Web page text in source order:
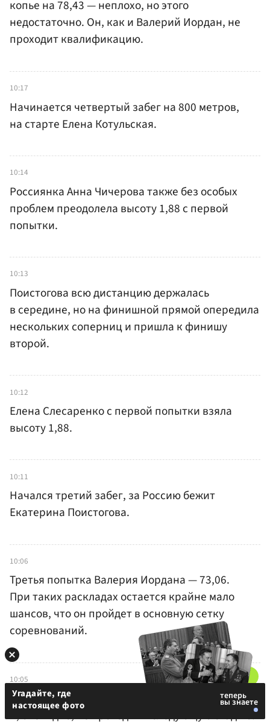
копье на 78,43 — неплохо, но этого
недостаточно. Он, как и Валерий Иордан, не
проходит квалификацию.
10:17
Начинается четвертый забег на 800 метров,
на старте Елена Котульская.
10:14
Россиянка Анна Чичерова также без особых
проблем преодолела высоту 1,88 с первой
попытки.
10:13
Поистогова всю дистанцию держалась
в середине, но на финишной прямой опередила
нескольких соперниц и пришла к финишу
второй.
10:12
Елена Слесаренко с первой попытки взяла
высоту 1,88.
10:11
Начался третий забег, за Россию бежит
Екатерина Поистогова.
10:06
Третья попытка Валерия Иордана — 73,06.
При таких раскладах остается крайне мало
шансов, что он пройдет в основную сетку
соревнований.
10:05
Увы, Поспелова пришла к финишу лишь восьмой
и, очевидно, не проходит в следующую стадию.
Угадайте, где
настоящее фото